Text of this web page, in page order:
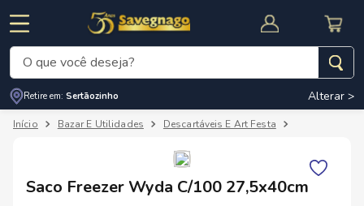
CUPOM DE DESCONTO
O que você deseja?
Retire em: Sertãozinho Alterar >
Bazar E Utilidades Descartáveis E Art Festa
Saco Freezer Wyda C/100 27,5x40cm
Termos mais buscados
3º
cerveja